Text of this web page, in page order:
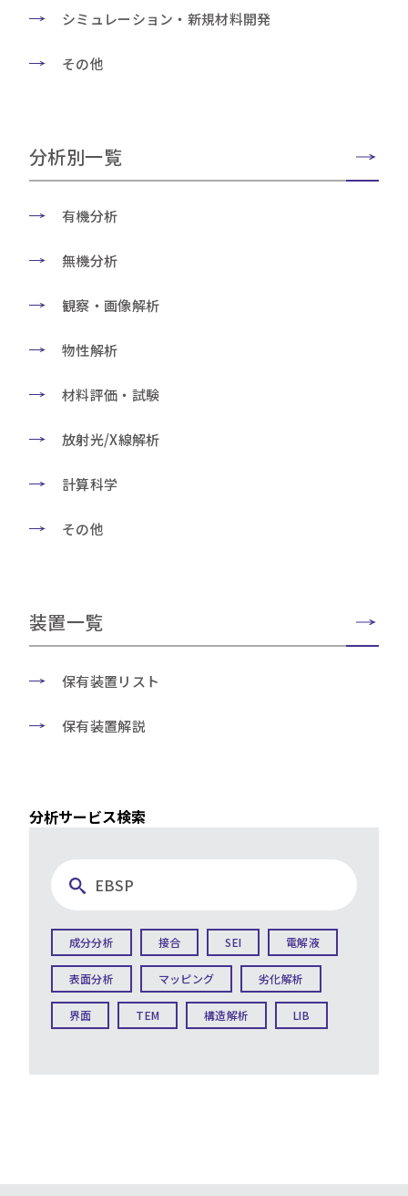
シミュレーション・新規材料開発
その他
分析別一覧
有機分析
無機分析
観察・画像解析
物性解析
材料評価・試験
放射光/X線解析
計算科学
その他
装置一覧
保有装置リスト
保有装置解説
分析サービス検索
成分分析 接合 SEI 電解液
表面分析 マッピング 劣化解析
界面 TEM 構造解析 LIB